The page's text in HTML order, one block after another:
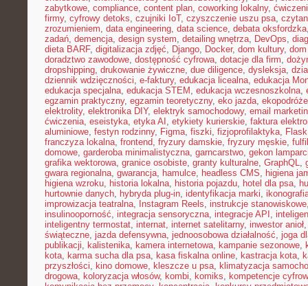
zabytkowe, compliance, content plan, coworking lokalny,
firmy, cyfrowy detoks, czujniki IoT, czyszczenie uszu psa,
zrozumieniem, data engineering, data science, debata oksfordzka
zadań, demencja, design system, detailing wnętrza, DevOps,
dieta BARF, digitalizacja zdjęć, Django, Docker, dom kultury,
doradztwo zawodowe, dostępność cyfrowa, dotacje dla firm,
dropshipping, drukowanie żywiczne, due diligence, dysleksja,
dziennik wdzięczności, e-faktury, edukacja licealna, edukacja
edukacja specjalna, edukacja STEM , edukacja wczesnoszkolna,
egzamin praktyczny, egzamin teoretyczny, eko jazda, ekopodróże
elektrolity, elektronika DIY, elektryk samochodowy, email
ćwiczenia, eseistyka, etyka AI , etykiety kurierskie, faktura
aluminiowe, festyn rodzinny, Figma, fiszki, fizjoprofilaktyka, Flask
franczyza lokalna, frontend, fryzury damskie, fryzury męskie,
domowe, garderoba minimalistyczna, garncarstwo, gekon
grafika wektorowa, granice osobiste, granty kulturalne, GraphQL,
gwara regionalna, gwarancja, hamulce, headless CMS, higiena
higiena wzroku, historia lokalna, historia pojazdu, hotel dla psa,
hurtownie danych, hybryda plug-in, identyfikacja marki,
improwizacja teatralna, Instagram Reels, instrukcje stanowiskowe
insulinooporność, integracja sensoryczna, integracje API ,
inteligentny termostat, internat, internet satelitarny, inwestor anioł
świąteczne, jazda defensywna, jednoosobowa działalność, joga
publikacji, kalistenika, kamera internetowa, kampanie sezonowe,
kota, karma sucha dla psa, kasa fiskalna online, kastracja kota,
przyszłości, kino domowe, kleszcze u psa, klimatyzacja
drogowa, koloryzacja włosów, kombi, komiks, kompetencje